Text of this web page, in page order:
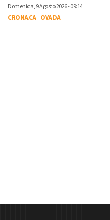
Domenica, 9 Agosto 2026 - 09:14
CRONACA-OVADA